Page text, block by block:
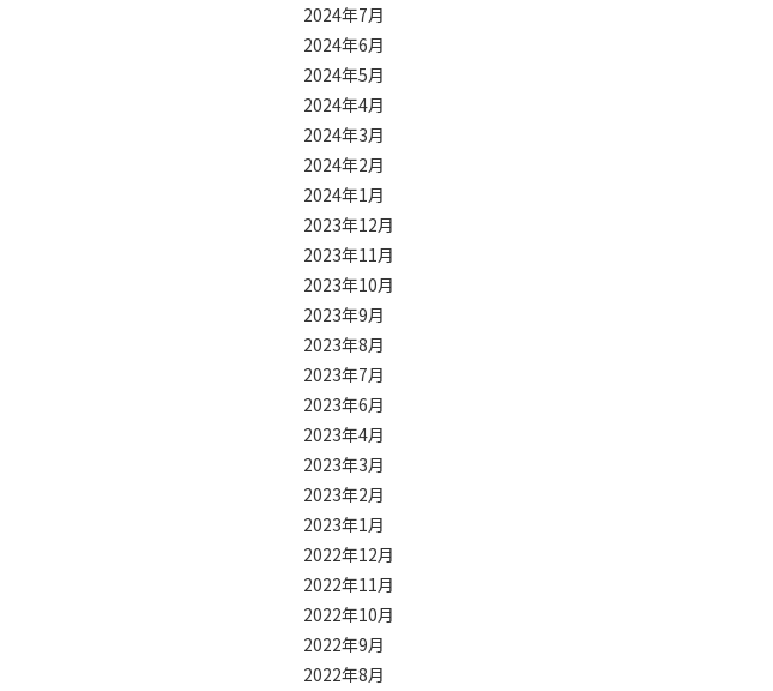
2024年7月
2024年6月
2024年5月
2024年4月
2024年3月
2024年2月
2024年1月
2023年12月
2023年11月
2023年10月
2023年9月
2023年8月
2023年7月
2023年6月
2023年4月
2023年3月
2023年2月
2023年1月
2022年12月
2022年11月
2022年10月
2022年9月
2022年8月